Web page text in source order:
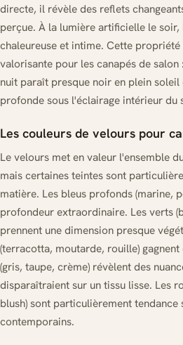
directe, il révèle des reflets
perçue. À la lumière artificielle le
chaleureuse et intime. Cette
valorisante pour les canapés de
nuit paraît presque noir en plein
profonde sous l'éclairage intérieur du
Les couleurs de velours pour
Le velours met en valeur l'ensemble
mais certaines teintes sont
matière. Les bleus profonds (marine,
profondeur extraordinaire. Les verts
prennent une dimension presque
(terracotta, moutarde, rouille) gagnent
(gris, taupe, crème) révèlent des
disparaîtraient sur un tissu lisse. Les
blush) sont particulièrement tendance
contemporains.